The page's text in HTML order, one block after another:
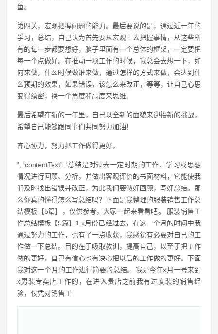
鱼。
第四关，宏观把握问题的能力。最后要说的是，通过近一年的
学习，总结，自己认为首先要从宏观上去把握事情，从这些所
有的每一步都要想好，脑子里面有一个总体的框架，一定要把
每一个点做好。在推动一项工作的时候，我总会去想一下，如
何来做，什么时候做谁来做，通过怎样的方式来做，会达到什
么预期的效果，如果错误，该怎么来改正，等等，让自己心思
变得缜密，换一个角度和高度来思维。
最后希望在新的一年里，自己以全新的面貌来迎接新的挑战，
希望自己能够跟同事们共同努力加油！
齐心协力，努力把工作做得更好。
", 'contentText': '总结是对过去一定时期的工作、学习或思想
情况进行回顾、分析，并做出客观评价的书面材料，它能使我
们及时找出错误并改正，为此我们要做好回顾，写好总结。那
么你真的懂得怎么写总结吗？下面是我整理的服装销售工作总
结模板【5篇】，仅供参考，大家一起来看看吧。 服装销售工
作总结模板【5篇】1 x月份已经过去，在这一个月的时间中我
通过努力的工作，也有了一点收获，我感觉有必要对自己的工
作做一下总结。目的在于吸取教训，提高自己，以至于把工作
做的更好，自己有信心也有决心把以后的工作做的更好。下面
我对这一个月的工作进行简要的总结。 我是今年x月一号来到
x男装专卖店工作的，在进入贵店之前我有过女装的销售经
验，仅凭对销售工